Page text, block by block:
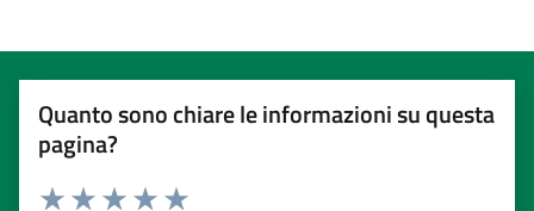
Quanto sono chiare le informazioni su questa
pagina?